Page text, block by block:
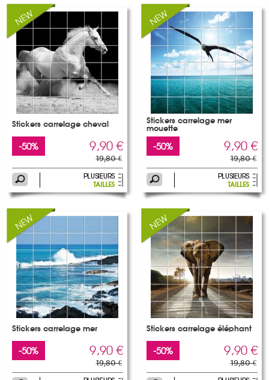
Stickers carrelage cheval
-50% 9,90 €
19,80 €
Stickers carrelage mer
mouette
-50% 9,90 €
19,80 €
Stickers carrelage mer
-50% 9,90 €
19,80 €
Stickers carrelage éléphant
-50% 9,90 €
19,80 €